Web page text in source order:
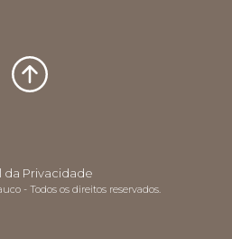
MÉXICO
AMERICA
da Privacidade
- Todos os direitos reservados.